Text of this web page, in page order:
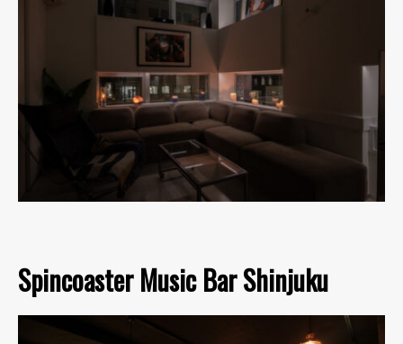
Spincoaster Music Bar Shinjuku